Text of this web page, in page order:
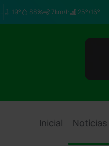
19° 88% 7km/h 25°/16°
Inicial Notícias